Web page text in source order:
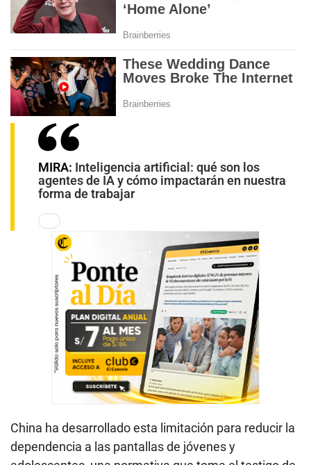
MIRA: Inteligencia artificial: qué son los
agentes de IA y cómo impactarán en nuestra
forma de trabajar
China ha desarrollado esta limitación para reducir la
dependencia a las pantallas de jóvenes y